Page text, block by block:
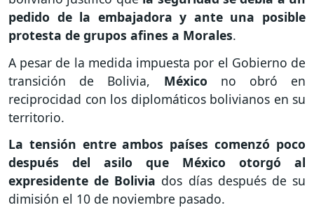
pedido de la embajadora y ante una posible
protesta de grupos afines a Morales.
A pesar de la medida impuesta por el Gobierno de
transición de Bolivia, México no obró en
reciprocidad con los diplomáticos bolivianos en su
territorio.
La tensión entre ambos países comenzó poco
después del asilo que México otorgó al
expresidente de Bolivia dos días después de su
dimisión el 10 de noviembre pasado.